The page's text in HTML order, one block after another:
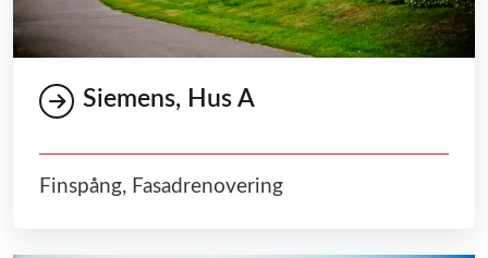
Siemens, Hus A
Finspång, Fasadrenovering